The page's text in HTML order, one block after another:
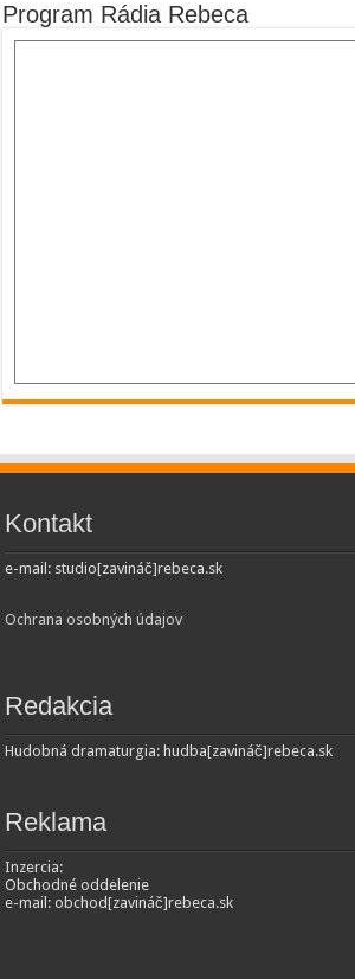
Program Rádia Rebeca
Kontakt
e-mail: studio[zavináč]rebeca.sk
Ochrana osobných údajov
Redakcia
Hudobná dramaturgia: hudba[zavináč]rebeca.sk
Reklama
Inzercia:
Obchodné oddelenie
e-mail: obchod[zavináč]rebeca.sk